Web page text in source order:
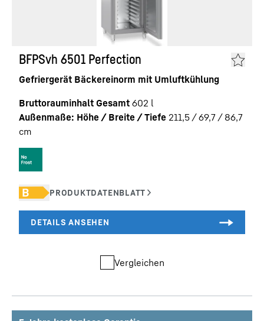
BFPSvh 6501 Perfection
Gefriergerät Bäckereinorm mit Umluftkühlung
Bruttorauminhalt Gesamt 602 l
Außenmaße: Höhe / Breite / Tiefe 211,5 / 69,7 / 86,7
cm
Vergleichen